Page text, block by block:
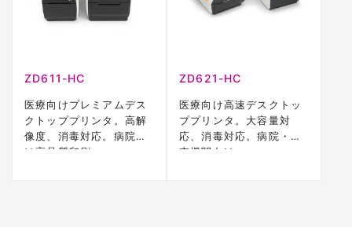
ZD611-HC
医療向けプレミアムデス
クトッププリンタ。高解
像度、消毒対応。病院向
け高品質印刷。
ZD621-HC
医療向け高速デスクトッ
ププリンタ。大容量対
応、消毒対応。病院・検
査機関向け。